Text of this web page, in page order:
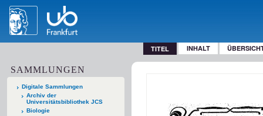
TITEL INHALT
SAMMLUNGEN
Digitale Sammlungen
Archiv der
Universitätsbibliothek JCS
Biologie